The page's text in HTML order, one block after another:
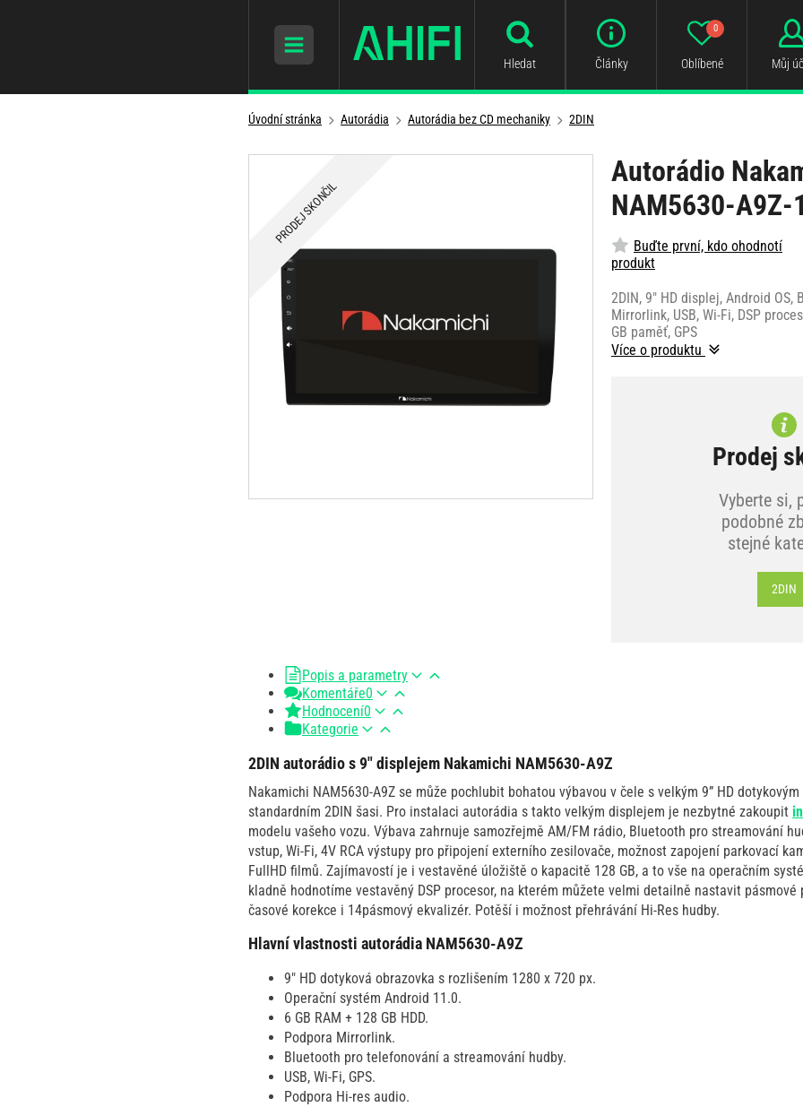
Hledat Články Oblíbené
0
Můj
Úvodní stránka Autorádia Autorádia bez CD mechaniky 2DIN
Autorádio
NAM5630-A9Z-
Buďte první, kdo ohodnotí
produkt
2DIN, 9" HD displej, Android OS,
Mirrorlink, USB, Wi-Fi, DSP
GB paměť, GPS
Více o produktu
Prodej
Vyberte si,
podobné
stejné
2DIN
PRODEJ SKONČIL
Popis a parametry
Komentáře0
Hodnocení0
Kategorie
2DIN autorádio s 9" displejem Nakamichi NAM5630-A9Z
Nakamichi NAM5630-A9Z se může pochlubit bohatou výbavou v čele s velkým 9” HD
standardním 2DIN šasi. Pro instalaci autorádia s takto velkým displejem je nezbytné zakoupit
modelu vašeho vozu. Výbava zahrnuje samozřejmě AM/FM rádio, Bluetooth pro streamování
vstup, Wi-Fi, 4V RCA výstupy pro připojení externího zesilovače, možnost zapojení parkovací
FullHD filmů. Zajímavostí je i vestavěné úložiště o kapacitě 128 GB, a to vše na operačním
kladně hodnotíme vestavěný DSP procesor, na kterém můžete velmi detailně nastavit pásmové
časové korekce i 14pásmový ekvalizér. Potěší i možnost přehrávání Hi-Res hudby.
Hlavní vlastnosti autorádia NAM5630-A9Z
9" HD dotyková obrazovka s rozlišením 1280 x 720 px.
Operační systém Android 11.0.
6 GB RAM + 128 GB HDD.
Podpora Mirrorlink.
Bluetooth pro telefonování a streamování hudby.
USB, Wi-Fi, GPS.
Podpora Hi-res audio.